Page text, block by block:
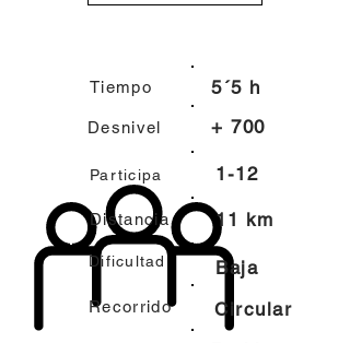
Tiempo
Desnivel
Participa
+ 700
5´5 h
1-12
Distancia 11 km
Dificultad
Recorrido
Circular
Baja